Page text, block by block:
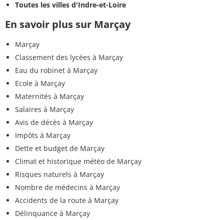
Toutes les villes d'Indre-et-Loire
En savoir plus sur Marçay
Marçay
Classement des lycées à Marçay
Eau du robinet à Marçay
Ecole à Marçay
Maternités à Marçay
Salaires à Marçay
Avis de décès à Marçay
Impôts à Marçay
Dette et budget de Marçay
Climat et historique météo de Marçay
Risques naturels à Marçay
Nombre de médecins à Marçay
Accidents de la route à Marçay
Délinquance à Marçay